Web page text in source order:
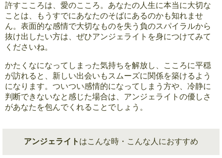
許すこころは、愛のこころ。あなたの人生に本当に大切な
ことは、もうすでにあなたのそばにあるのかも知れませ
ん。表面的な感情で大切なものを失う負のスパイラルから
抜け出したい方は、ぜひアンジェライトを身につけてみて
くださいね。
かたくなになってしまった気持ちを解放し、こころに平穏
が訪れると、新しい出会いもスムーズに関係を築けるよう
になります。ついつい感情的になってしまう方や、冷静に
判断できないなと感じた場合は、アンジェライトの優しさ
があなたを包んでくれることでしょう。
アンジェライト はこんな時・こんな人におすすめ